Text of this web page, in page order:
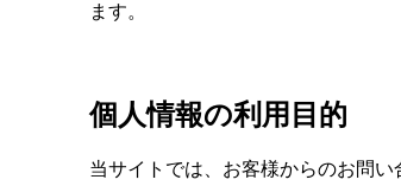
ます。
個人情報の利用目的
当サイトでは、お客様からのお問